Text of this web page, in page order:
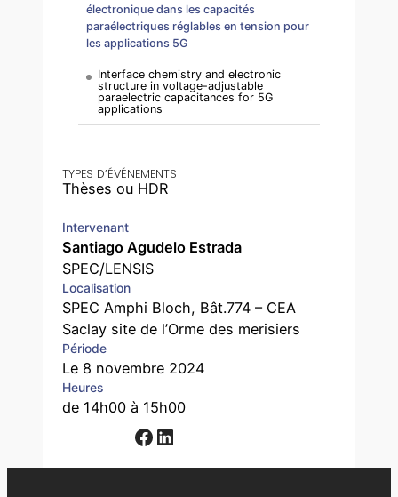
électronique dans les capacités
paraélectriques réglables en tension pour
les applications 5G
Interface chemistry and electronic
structure in voltage-adjustable
paraelectric capacitances for 5G
applications
TYPES D’ÉVÉNEMENTS
Thèses ou HDR
Intervenant
Santiago Agudelo Estrada
SPEC/LENSIS
Localisation
SPEC Amphi Bloch, Bât.774 – CEA
Saclay site de l’Orme des merisiers
Période
Le 8 novembre 2024
Heures
de 14h00 à 15h00
Facebook LinkedIn